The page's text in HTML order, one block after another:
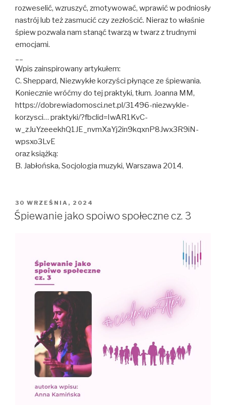
rozweselić, wzruszyć, zmotywować, wprawić w podniosły
nastrój lub też zasmucić czy zezłościć. Nieraz to właśnie
śpiew pozwala nam stanąć twarzą w twarz z trudnymi
emocjami.
Wpis zainspirowany artykułem:
C. Sheppard, Niezwykłe korzyści płynące ze śpiewania.
Koniecznie wróćmy do tej praktyki, tłum. Joanna MM,
https://dobrewiadomosci.net.pl/31496-niezwykle-
korzysci… praktyki/?fbclid=IwAR1KvC-
w_zJuYzeeekhQ1JE_nvmXaYj2in9kqxnP8Jwx3R9iN-
wpsxo3LvE
oraz książką:
B. Jabłońska, Socjologia muzyki, Warszawa 2014.
OPUBLIKOWANE
W
30 WRZEŚNIA, 2024
Śpiewanie jako spoiwo społeczne cz. 3